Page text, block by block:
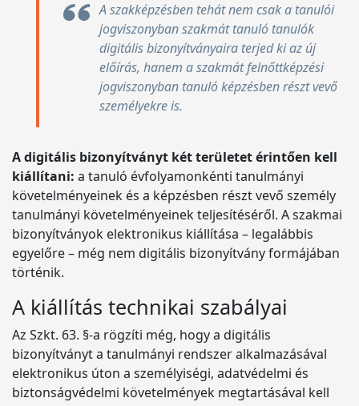
A szakképzésben tehát nem csak a tanulói
jogviszonyban szakmát tanuló tanulók
digitális bizonyítványaira terjed ki az új
előírás, hanem a szakmát felnőttképzési
jogviszonyban tanuló képzésben részt vevő
személyekre is.
A digitális bizonyítványt két területet érintően kell
kiállítani: a tanuló évfolyamonkénti tanulmányi
követelményeinek és a képzésben részt vevő személy
tanulmányi követelményeinek teljesítéséről. A szakmai
bizonyítványok elektronikus kiállítása – legalábbis
egyelőre – még nem digitális bizonyítvány formájában
történik.
A kiállítás technikai szabályai
Az Szkt. 63. §-a rögzíti még, hogy a digitális
bizonyítványt a tanulmányi rendszer alkalmazásával
elektronikus úton a személyiségi, adatvédelmi és
biztonságvédelmi követelmények megtartásával kell